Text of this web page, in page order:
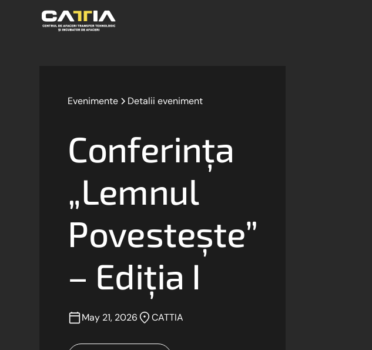
Evenimente Detalii eveniment
Conferința
„Lemnul
Povestește”
– Ediția I
May 21, 2026 CATTIA